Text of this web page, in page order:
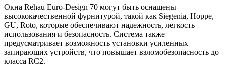
Окна Rehau Euro-Design 70 могут быть оснащены
высококачественной фурнитурой, такой как Siegenia, Hoppe,
GU, Roto, которые обеспечивают надежность, легкость
использования и безопасность. Система также
предусматривает возможность установки усиленных
запирающих устройств, что повышает взломобезопасность до
класса RC2.